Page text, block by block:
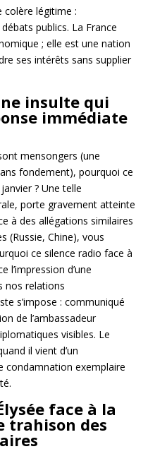
colère légitime :
publics. La France
; elle est une nation
ses intérêts sans supplier
insulte qui
immédiate
mensongers (une
fondement), pourquoi ce
? Une telle
porte gravement atteinte
à des allégations similaires
(Russie, Chine), vous
ce silence radio face à
l’impression d’une
nos relations
s’impose : communiqué
de l’ambassadeur
visibles. Le
il vient d’un
condamnation exemplaire
face à la
trahison des